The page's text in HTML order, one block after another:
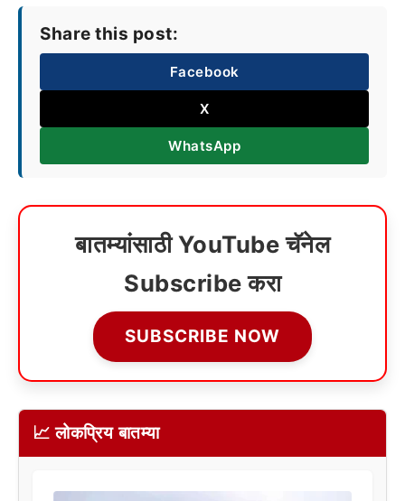
Share this post:
Facebook
X
WhatsApp
बातम्यांसाठी YouTube चॅनेल
Subscribe करा
SUBSCRIBE NOW
📈 लोकप्रिय बातम्या